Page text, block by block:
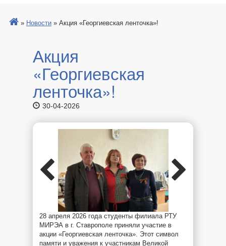
» Новости » Акция «Георгиевская ленточка»!
Акция
«Георгиевская
ленточка»!
30-04-2026
28 апреля 2026 года студенты филиала РТУ
МИРЭА в г. Ставрополе приняли участие в
акции «Георгиевская ленточка». Этот символ
памяти и уважения к участникам Великой